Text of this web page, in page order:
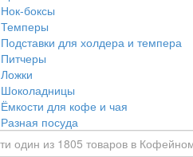
Нок-боксы
Темперы
Подставки для холдера и темпера
Питчеры
Ложки
Шоколадницы
Ёмкости для кофе и чая
Разная посуда